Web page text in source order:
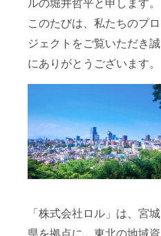
このたびは、私たちのプロ
ジェクトをご覧いただき誠
にありがとうございます。
「株式会社ロル」は、宮城
県を拠点に、東北の地域資